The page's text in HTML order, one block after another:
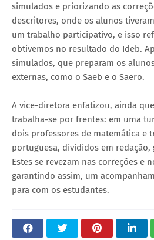
simulados e priorizando as
descritores, onde os alunos
um trabalho participativo, e isso
obtivemos no resultado do Ideb.
simulados, que preparam os
externas, como o Saeb e o Saero.
A vice-diretora enfatizou, ainda
trabalha-se por frentes: em uma
dois professores de matemática e
portuguesa, divididos em redação,
Estes se revezam nas correções e
garantindo assim, um
para com os estudantes.